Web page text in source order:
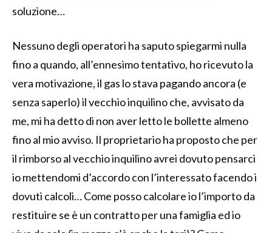
soluzione…
Nessuno degli operatori ha saputo spiegarmi nulla
fino a quando, all’ennesimo tentativo, ho ricevuto la
vera motivazione, il gas lo stava pagando ancora (e
senza saperlo) il vecchio inquilino che, avvisato da
me, mi ha detto di non aver letto le bollette almeno
fino al mio avviso. Il proprietario ha proposto che per
il rimborso al vecchio inquilino avrei dovuto pensarci
io mettendomi d’accordo con l’interessato facendo i
dovuti calcoli… Come posso calcolare io l’importo da
restituire se è un contratto per una famiglia ed io